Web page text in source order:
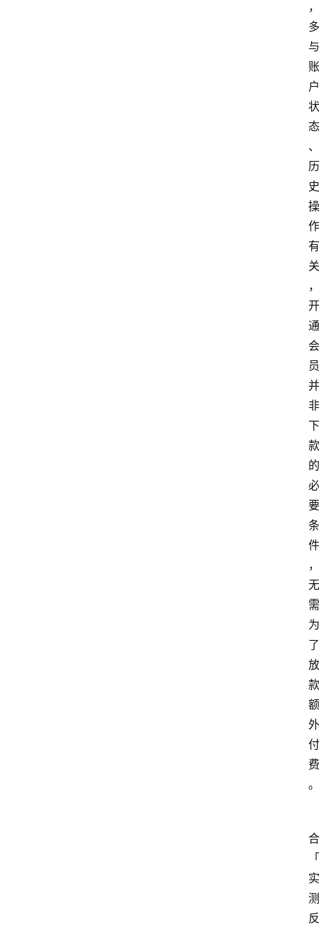
，
多
与
账
户
状
态
、
历
史
操
作
有
关
，
开
通
会
员
并
非
下
款
的
必
要
条
件
，
无
需
为
了
放
款
额
外
付
费
。
合
「
实
测
反